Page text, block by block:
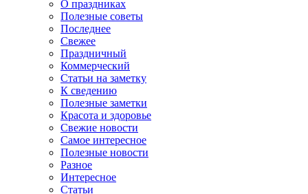
О праздниках
Полезные советы
Последнее
Свежее
Праздничный
Коммерческий
Статьи на заметку
К сведению
Полезные заметки
Красота и здоровье
Свежие новости
Самое интересное
Полезные новости
Разное
Интересное
Статьи